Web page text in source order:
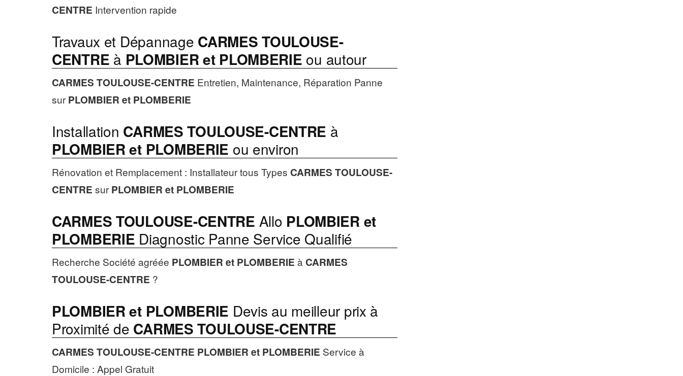
CENTRE Intervention rapide
Travaux et Dépannage CARMES TOULOUSE-
CENTRE à PLOMBIER et PLOMBERIE ou autour
CARMES TOULOUSE-CENTRE Entretien, Maintenance, Réparation Panne
surPLOMBIER et PLOMBERIE
Installation CARMES TOULOUSE-CENTRE à
PLOMBIER et PLOMBERIE ou environ
Rénovation et Remplacement : Installateur tous Types CARMES TOULOUSE-
CENTRE surPLOMBIER et PLOMBERIE
CARMES TOULOUSE-CENTRE Allo PLOMBIER et
PLOMBERIE Diagnostic Panne Service Qualifié
Recherche Société agréée PLOMBIER et PLOMBERIE à CARMES
TOULOUSE-CENTRE ?
PLOMBIER et PLOMBERIE Devis au meilleur prix à
Proximité de CARMES TOULOUSE-CENTRE
CARMES TOULOUSE-CENTRE PLOMBIER et PLOMBERIE Service à
Domicile : Appel Gratuit